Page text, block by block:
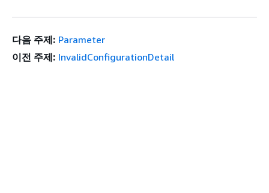
다음 주제: Parameter
이전 주제: InvalidConfigurationDetail